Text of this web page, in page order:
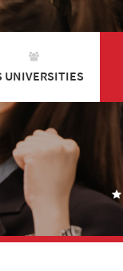
UNIVERSITIES